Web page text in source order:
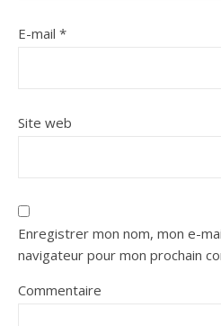
E-mail *
Site web
Enregistrer mon nom, mon e-
navigateur pour mon prochain
Commentaire